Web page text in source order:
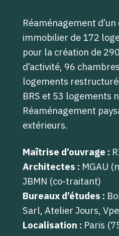
Réaménagement
immobilier de 172
pour la création de
d’activité, 96
logements
BRS et 53 logements
Réaménagement
extérieurs.
Maîtrise d’ouvrage :
Architectes : MGAU
JBMN (co-traitant)
Bureaux d’études :
Sarl, Atelier Jours,
Localisation : Paris